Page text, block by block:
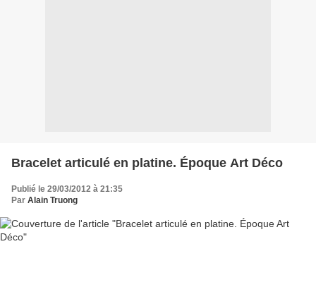
Bracelet articulé en platine. Époque Art Déco
Publié le 29/03/2012 à 21:35
Par Alain Truong